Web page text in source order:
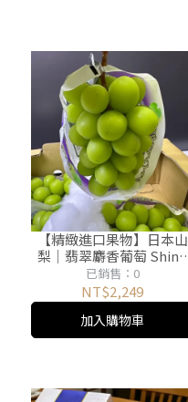
【精緻進口果物】日本山
梨｜翡翠麝香葡萄 Shine
Muscat｜無籽免吐．連皮
可食｜溫室空運一房
已銷售：0
NT$2,249
加入購物車